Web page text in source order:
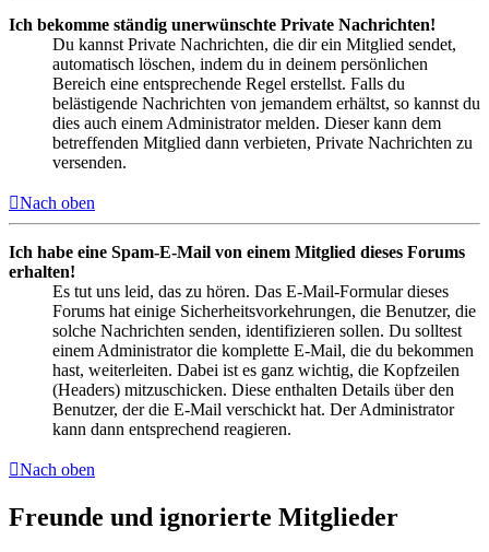
Ich bekomme ständig unerwünschte Private Nachrichten!
Du kannst Private Nachrichten, die dir ein Mitglied sendet,
automatisch löschen, indem du in deinem persönlichen
Bereich eine entsprechende Regel erstellst. Falls du
belästigende Nachrichten von jemandem erhältst, so kannst du
dies auch einem Administrator melden. Dieser kann dem
betreffenden Mitglied dann verbieten, Private Nachrichten zu
versenden.
Nach oben
Ich habe eine Spam-E-Mail von einem Mitglied dieses Forums
erhalten!
Es tut uns leid, das zu hören. Das E-Mail-Formular dieses
Forums hat einige Sicherheitsvorkehrungen, die Benutzer, die
solche Nachrichten senden, identifizieren sollen. Du solltest
einem Administrator die komplette E-Mail, die du bekommen
hast, weiterleiten. Dabei ist es ganz wichtig, die Kopfzeilen
(Headers) mitzuschicken. Diese enthalten Details über den
Benutzer, der die E-Mail verschickt hat. Der Administrator
kann dann entsprechend reagieren.
Nach oben
Freunde und ignorierte Mitglieder